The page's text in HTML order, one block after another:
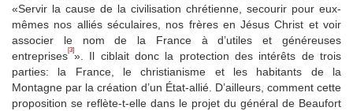
«Servir la cause de la civilisation chrétienne, secourir pour eux-
mêmes nos alliés séculaires, nos frères en Jésus Christ et voir
associer le nom de la France à d’utiles et généreuses
entreprises[3]». Il ciblait donc la protection des intérêts de trois
parties: la France, le christianisme et les habitants de la
Montagne par la création d’un État-allié. D’ailleurs, comment cette
proposition se reflète-t-elle dans le projet du général de Beaufort